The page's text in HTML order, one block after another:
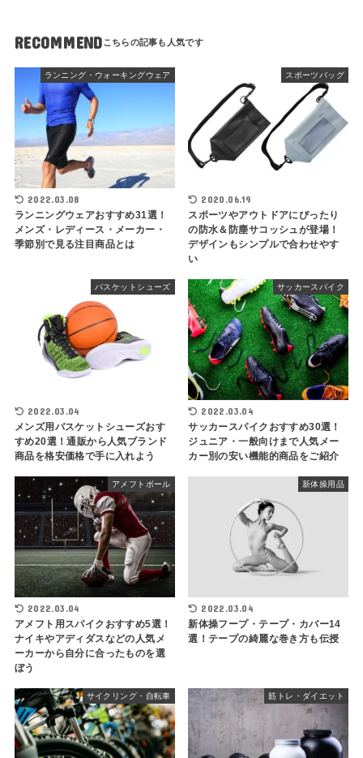
RECOMMEND
ランニング・ウォーキングウェア
2022.03.08
ランニングウェアおすすめ31選！
メンズ・レディース・メーカー・
季節別で見る注目商品とは
スポーツバッグ
2020.06.19
スポーツやアウトドアにぴったり
の防水＆防塵サコッシュが登場！
デザインもシンプルで合わせやす
い
バスケットシューズ
2022.03.04
メンズ用バスケットシューズおす
すめ20選！通販から人気ブランド
商品を格安価格で手に入れよう
サッカースパイク
2022.03.04
サッカースパイクおすすめ30選！
ジュニア・一般向けまで人気メー
カー別の安い機能的商品をご紹介
アメフトボール
2022.03.04
アメフト用スパイクおすすめ5選！
ナイキやアディダスなどの人気メ
ーカーから自分に合ったものを選
ぼう
新体操用品
2022.03.04
新体操フープ・テープ・カバー14
選！テープの綺麗な巻き方も伝授
サイクリング・自転車 筋トレ・ダイエット